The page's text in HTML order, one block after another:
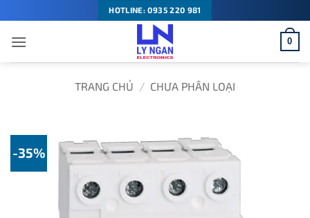
qua
nội
dung
HOTLINE: 0935 220 981
0
TRANG CHỦ / CHƯA PHÂN LOẠI
-35%